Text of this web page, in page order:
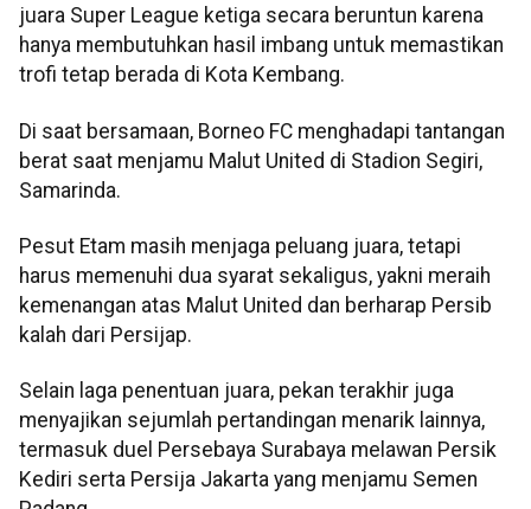
juara Super League ketiga secara beruntun karena
hanya membutuhkan hasil imbang untuk memastikan
trofi tetap berada di Kota Kembang.
Di saat bersamaan, Borneo FC menghadapi tantangan
berat saat menjamu Malut United di Stadion Segiri,
Samarinda.
Pesut Etam masih menjaga peluang juara, tetapi
harus memenuhi dua syarat sekaligus, yakni meraih
kemenangan atas Malut United dan berharap Persib
kalah dari Persijap.
Selain laga penentuan juara, pekan terakhir juga
menyajikan sejumlah pertandingan menarik lainnya,
termasuk duel Persebaya Surabaya melawan Persik
Kediri serta Persija Jakarta yang menjamu Semen